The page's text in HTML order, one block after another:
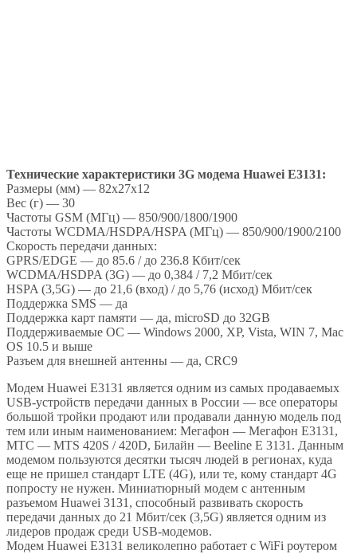
Технические характеристики 3G модема Huawei E3131:
Размеры (мм) — 82x27x12
Вес (г) — 30
Частоты GSM (МГц) — 850/900/1800/1900
Частоты WCDMA/HSDPA/HSPA (МГц) — 850/900/1900/2100
Скорость передачи данных:
GPRS/EDGE — до 85.6 / до 236.8 Кбит/сек
WCDMA/HSDPA (3G) — до 0,384 / 7,2 Мбит/сек
HSPA (3,5G) — до 21,6 (вход) / до 5,76 (исход) Мбит/сек
Поддержка SMS — да
Поддержка карт памяти — да, microSD до 32GB
Поддерживаемые ОС — Windows 2000, XP, Vista, WIN 7, Mac
OS 10.5 и выше
Разъем для внешней антенны — да, CRC9
Модем Huawei E3131 является одним из самых продаваемых
USB-устройств передачи данных в России — все операторы
большой тройки продают или продавали данную модель под
тем или иным наименованием: Мегафон — Мегафон Е3131,
МТС — MTS 420S / 420D, Билайн — Beeline Е 3131. Данным
модемом пользуются десятки тысяч людей в регионах, куда
еще не пришел стандарт LTE (4G), или те, кому стандарт 4G
попросту не нужен. Миниатюрный модем с антенным
разъемом Huawei 3131, способный развивать скорость
передачи данных до 21 Мбит/сек (3,5G) является одним из
лидеров продаж среди USB-модемов.
Модем Huawei E3131 великолепно работает с WiFi роутером